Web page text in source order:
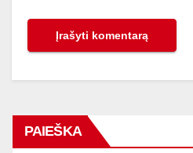
PAIEŠKA